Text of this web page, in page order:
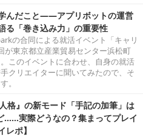
んだこと――アプリボットの運営
る「巻き込み力」の重要性
の合同による就活イベント「キャリ
が東京都立産業貿易センター浜松町
このイベントに合わせ、自身の就活
クリエイターに聞いてみたので、そ
。
格』の新モード「手記の加筆」は
……実際どうなの？集まってプレイ
レポ】